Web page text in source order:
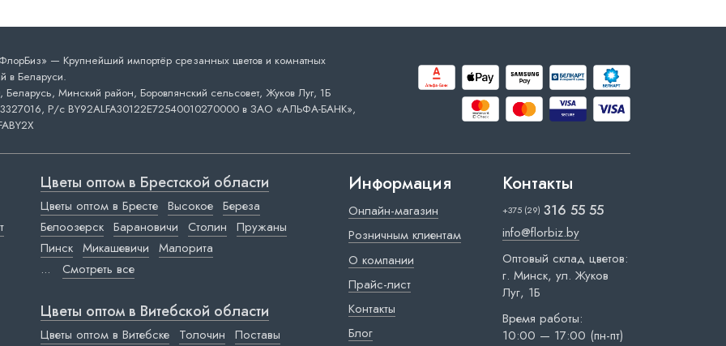
— Крупнейший импортёр срезанных цветов и комнатных
в Беларуси.
Минский район, Боровлянский сельсовет, Жуков Луг, 1Б
Р/с BY92ALFA30122E72540010270000 в ЗАО «АЛЬФА-БАНК»,
Цветы оптом в Брестской области
Цветы оптом в Бресте Высокое Береза
Белоозерск Барановичи Столин Пружаны
Пинск Микашевичи Малорита
... Смотреть все
Цветы оптом в Витебской области
Цветы оптом в Витебске Толочин Поставы
Информация
Онлайн-магазин
Розничным клиентам
О компании
Прайс-лист
Контакты
Блог
Контакты
+375 (29) 316 55 55
info@florbiz.by
Оптовый склад цветов:
г. Минск, ул. Жуков
Луг, 1Б
Время работы:
10:00 — 17:00 (пн-пт)